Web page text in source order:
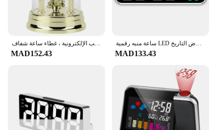
ساعة طاولة صامتة ذهبية من البلاستيك الأوروبي ، ديكور غرفة المعيشة المنزلية ، ساعة سطح المكتب الإلكترونية ، غطاء ساعة شفاف
MAD152.43
ساعة منبه رقمية LED لتزيين غرفة المعيشة ، الغفوة ، درجة الحرارة ، عرض التاريخ ، USB ، سطح المكتب ، مرآة الشريط ، ساعات LED
MAD133.43